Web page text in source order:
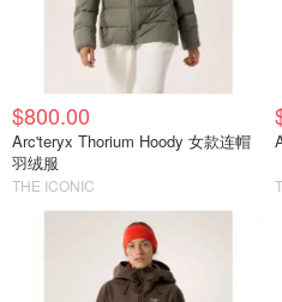
$800.00
Arc'teryx Thorium Hoody 女款连帽
羽绒服
THE ICONIC